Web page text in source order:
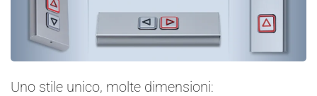
Uno stile unico, molte dimensioni: